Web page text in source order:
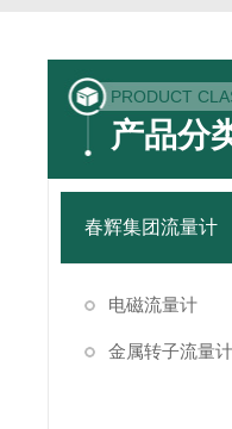
PRODUCT
产品分
春辉集团流量计
电磁流量计
金属转子流量计